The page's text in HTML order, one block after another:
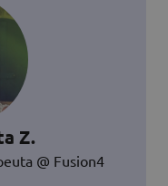
Z.
@ Fusion4